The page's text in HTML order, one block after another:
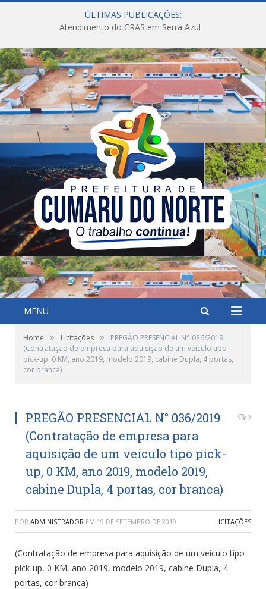
ÚLTIMAS PUBLICAÇÕES:
Atendimento do CRAS em Serra Azul
MENU
Home » Licitações »
PREGÃO PRESENCIAL N° 036/2019
(Contratação de empresa para aquisição de um veículo tipo
pick-up, 0 KM, ano 2019, modelo 2019, cabine Dupla, 4 portas,
cor branca)
PREGÃO PRESENCIAL N° 036/2019
(Contratação de empresa para
aquisição de um veículo tipo pick-
up, 0 KM, ano 2019, modelo 2019,
cabine Dupla, 4 portas, cor branca)
0
POR ADMINISTRADOR EM 19 DE SETEMBRO DE 2019 LICITAÇÕES
(Contratação de empresa para aquisição de um veículo tipo
pick-up, 0 KM, ano 2019, modelo 2019, cabine Dupla, 4
portas, cor branca)